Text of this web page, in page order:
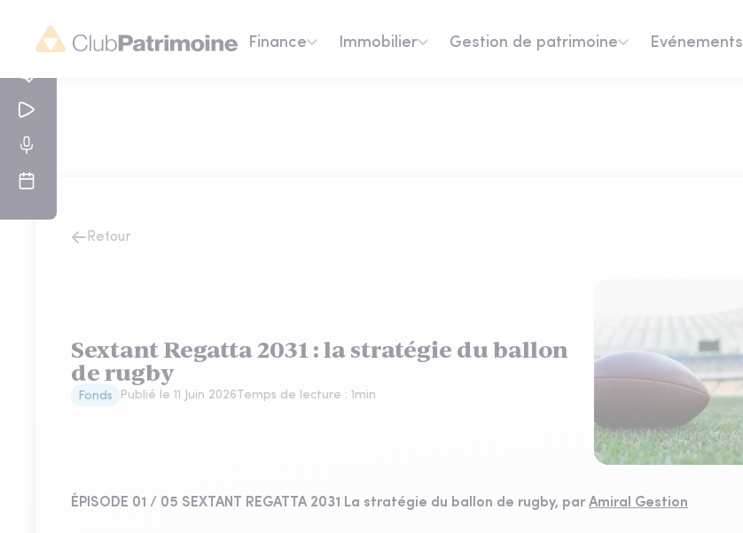
Finance Immobilier Gestion de patrimoine Evénements
Retour
Sextant Regatta 2031 : la stratégie du ballon
de rugby
Fonds Publié le 11 Juin 2026Temps de lecture : 1min
ÉPISODE 01 / 05 SEXTANT REGATTA 2031 La stratégie du ballon de rugby, par Amiral Gestion